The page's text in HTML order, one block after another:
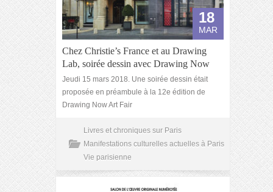
18
MAR
Chez Christie’s France et au Drawing
Lab, soirée dessin avec Drawing Now
Jeudi 15 mars 2018. Une soirée dessin était
proposée en préambule à la 12e édition de
Drawing Now Art Fair
Livres et chroniques sur Paris
Manifestations culturelles actuelles à Paris
Vie parisienne